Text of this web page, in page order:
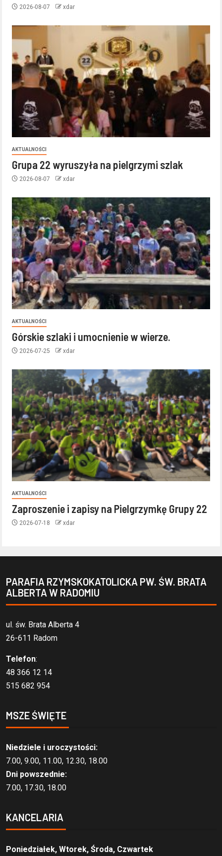
2026-08-07 xdar
AKTUALNOŚCI
Grupa 22 wyruszyła na pielgrzymi szlak
2026-08-07 xdar
AKTUALNOŚCI
Górskie szlaki i umocnienie w wierze.
2026-07-25 xdar
AKTUALNOŚCI
Zaproszenie i zapisy na Pielgrzymkę Grupy 22
2026-07-18 xdar
PARAFIA RZYMSKOKATOLICKA PW. ŚW. BRATA
ALBERTA W RADOMIU
ul. św. Brata Alberta 4
26-611 Radom
Telefon:
48 366 12 14
515 682 954
MSZE ŚWIĘTE
Niedziele i uroczystości:
7.00, 9.00, 11.00, 12.30, 18.00
Dni powszednie:
7.00, 17.30, 18.00
KANCELARIA
Poniedziałek, Wtorek, Środa, Czwartek